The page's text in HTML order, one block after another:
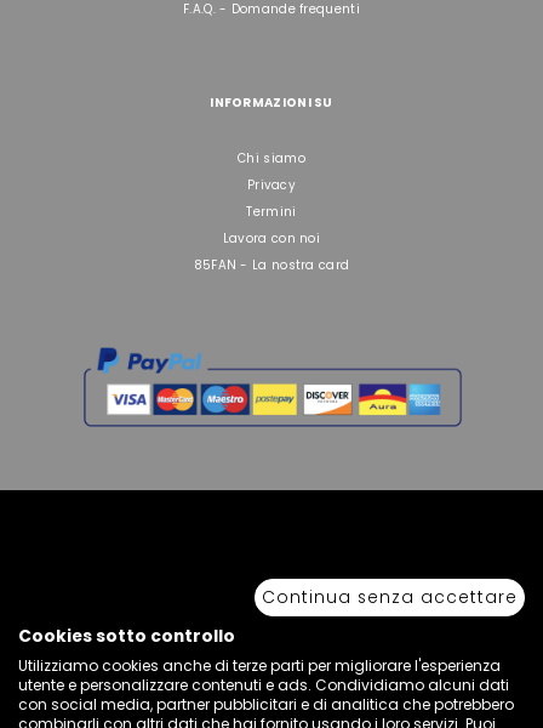
F.A.Q. - Domande frequenti
INFORMAZIONI SU
Chi siamo
Privacy
Termini
Lavora con noi
85FAN - La nostra card
anche parziale.
Via Piave Km 68,600 • 04100 Latina, Italia | P.IVA 01222400598 • N° REA LT -
77855
Continua senza accettare
Cookies sotto controllo
Utilizziamo cookies anche di terze parti per migliorare l'esperienza
utente e personalizzare contenuti e ads. Condividiamo alcuni dati
con social media, partner pubblicitari e di analitica che potrebbero
combinarli con altri dati che hai fornito usando i loro servizi. Puoi